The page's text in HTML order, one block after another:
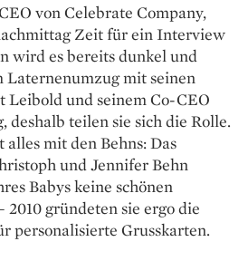
von Celebrate Company,
Zeit für ein Interview
wird es bereits dunkel und
Laternenumzug mit seinen
Leibold und seinem Co-CEO
deshalb teilen sie sich die Rolle.
mit den Behns: Das
und Jennifer Behn
Babys keine schönen
gründeten sie ergo die
persona­­lisierte Grusskarten.